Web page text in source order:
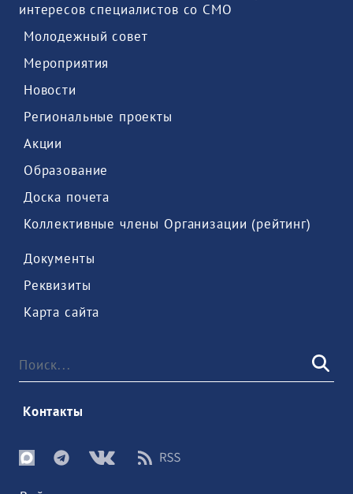
интересов специалистов со СМО
Молодежный совет
Мероприятия
Новости
Региональные проекты
Акции
Образование
Доска почета
Коллективные члены Организации (рейтинг)
Документы
Реквизиты
Карта сайта
Контакты